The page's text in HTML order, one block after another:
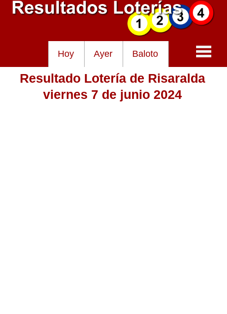
Hoy Ayer Baloto
Baloto
Resultado Lotería de Risaralda
viernes 7 de junio 2024